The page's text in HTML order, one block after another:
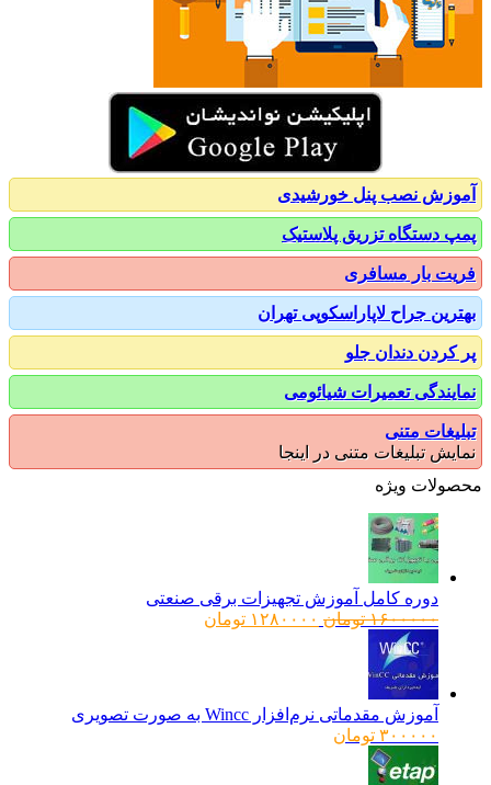
نصب پنل خورشیدی
دستگاه تزریق پلاستیک
بار مسافری
جراح لاپاراسکوپی تهران
دندان جلو
تعمیرات شیائومی
متنی
تبلیغات متنی در اینجا
ویژه
دوره کامل آموزش تجهیزات برقی صنعتی
۱۶۰۰۰۰۰ تومانقیمت
۱۲۸۰۰۰۰ تومانقیمت
آموزش مقدماتی نرم‌افزار Wincc به صورت تصویری
۳۰۰۰۰۰ تومان